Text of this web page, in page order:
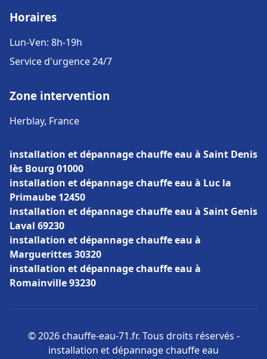
Horaires
Lun-Ven: 8h-19h
Service d'urgence 24/7
Zone intervention
Herblay, France
installation et dépannage chauffe eau à Saint Denis
lès Bourg 01000
installation et dépannage chauffe eau à Luc la
Primaube 12450
installation et dépannage chauffe eau à Saint Genis
Laval 69230
installation et dépannage chauffe eau à
Marguerittes 30320
installation et dépannage chauffe eau à
Romainville 93230
© 2026 chauffe-eau-71.fr. Tous droits réservés -
installation et dépannage chauffe eau